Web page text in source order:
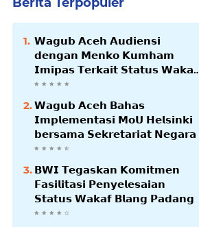
𝗪𝗮𝗴𝘂𝗯 𝗔𝗰𝗲𝗵 𝗔𝘂𝗱𝗶𝗲𝗻𝘀𝗶
𝗱𝗲𝗻𝗴𝗮𝗻 𝗠𝗲𝗻𝗸𝗼 𝗞𝘂𝗺𝗵𝗮𝗺
𝗜𝗺𝗶𝗽𝗮𝘀 𝗧𝗲𝗿𝗸𝗮𝗶𝘁 𝗦𝘁𝗮𝘁𝘂𝘀 𝗪𝗮𝗸𝗮𝗳
𝗕𝗹𝗮𝗻𝗴𝗽𝗮𝗱𝗮𝗻𝗴
𝗪𝗮𝗴𝘂𝗯 𝗔𝗰𝗲𝗵 𝗕𝗮𝗵𝗮𝘀
𝗜𝗺𝗽𝗹𝗲𝗺𝗲𝗻𝘁𝗮𝘀𝗶 𝗠𝗼𝗨 𝗛𝗲𝗹𝘀𝗶𝗻𝗸𝗶
𝗯𝗲𝗿𝘀𝗮𝗺𝗮 𝗦𝗲𝗸𝗿𝗲𝘁𝗮𝗿𝗶𝗮𝘁 𝗡𝗲𝗴𝗮𝗿𝗮
𝗕𝗪𝗜 𝗧𝗲𝗴𝗮𝘀𝗸𝗮𝗻 𝗞𝗼𝗺𝗶𝘁𝗺𝗲𝗻
𝗙𝗮𝘀𝗶𝗹𝗶𝘁𝗮𝘀𝗶 𝗣𝗲𝗻𝘆𝗲𝗹𝗲𝘀𝗮𝗶𝗮𝗻
𝗦𝘁𝗮𝘁𝘂𝘀 𝗪𝗮𝗸𝗮𝗳 𝗕𝗹𝗮𝗻𝗴 𝗣𝗮𝗱𝗮𝗻𝗴